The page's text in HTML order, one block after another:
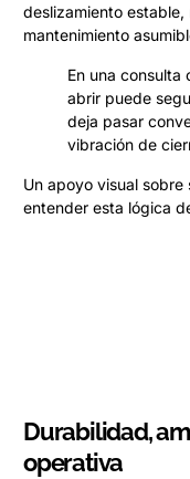
deslizamiento
mantenimiento
En una consulta
abrir puede
deja pasar
vibración de
Un apoyo visual
entender esta lógica
Durabilidad,
operativa